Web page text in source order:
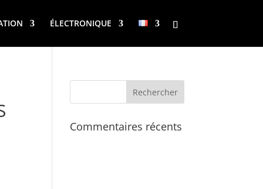
ÉLECTRONIQUE
Commentaires récents